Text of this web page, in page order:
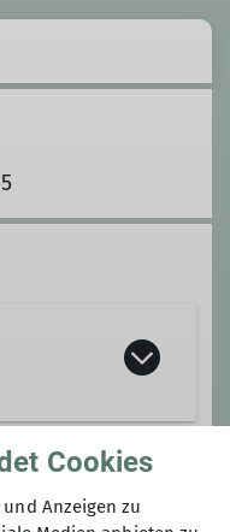
Cookies
Anzeigen zu